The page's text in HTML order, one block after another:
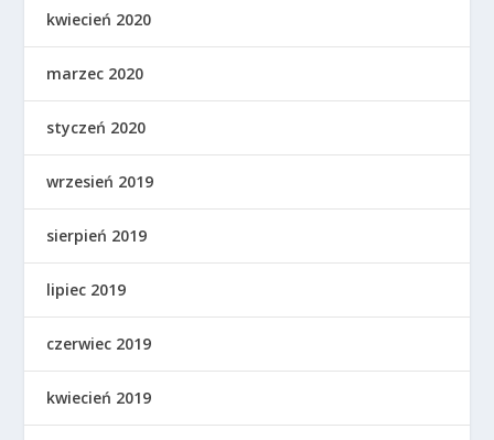
kwiecień 2020
marzec 2020
styczeń 2020
wrzesień 2019
sierpień 2019
lipiec 2019
czerwiec 2019
kwiecień 2019